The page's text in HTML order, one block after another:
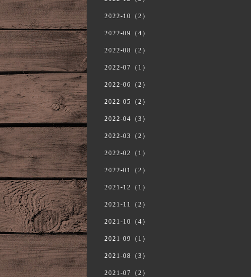
2022-10（2）
2022-09（4）
2022-08（2）
2022-07（1）
2022-06（2）
2022-05（2）
2022-04（3）
2022-03（2）
2022-02（1）
2022-01（2）
2021-12（1）
2021-11（2）
2021-10（4）
2021-09（1）
2021-08（3）
2021-07（2）